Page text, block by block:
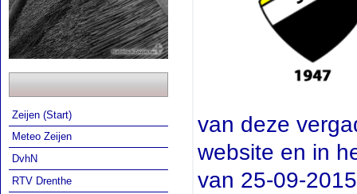
Zeijen (Start)
Meteo Zeijen
DvhN
RTV Drenthe
van deze
website en in
van 25-09-